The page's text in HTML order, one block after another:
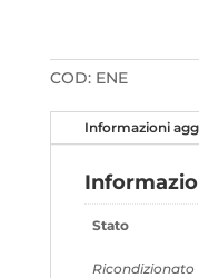
COD: ENE
Informazioni
Stato
Ricondizionato